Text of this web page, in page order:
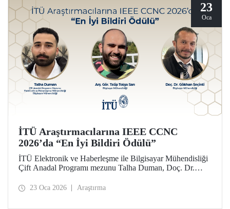
23
Oca
İTÜ Araştırmacılarına IEEE CCNC
2026’da “En İyi Bildiri Ödülü”
İTÜ Elektronik ve Haberleşme ile Bilgisayar Mühendisliği
Çift Anadal Programı mezunu Talha Duman, Doç. Dr.
kapsamında, Arş. Gör. Talip Tolga Sarı ile birlikte sunduğu
23 Oca 2026 Araştırma